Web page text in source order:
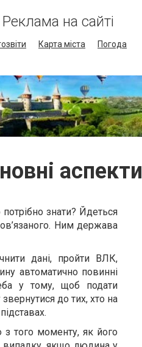
Реклама на сайті
Карта міста
Погода
аспекти
знати? Йдеться
Ним держава
дані, пройти ВЛК,
автоматично повинні
у тому, щоб подати
до тих, хто на
з того моменту, як його